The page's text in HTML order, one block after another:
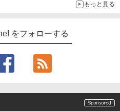
もっと見る
をフォローする